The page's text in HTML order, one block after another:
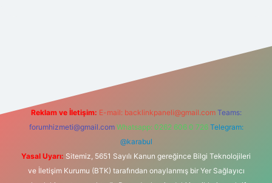
Reklam ve İletişim: E-mail: backlinkpaneli@gmail.com Teams:
forumhizmeti@gmail.com Whatsapp: 0262 606 0 726 Telegram:
@karabul
Yasal Uyarı: Sitemiz, 5651 Sayılı Kanun gereğince Bilgi Teknolojileri
ve İletişim Kurumu (BTK) tarafından onaylanmış bir Yer Sağlayıcı